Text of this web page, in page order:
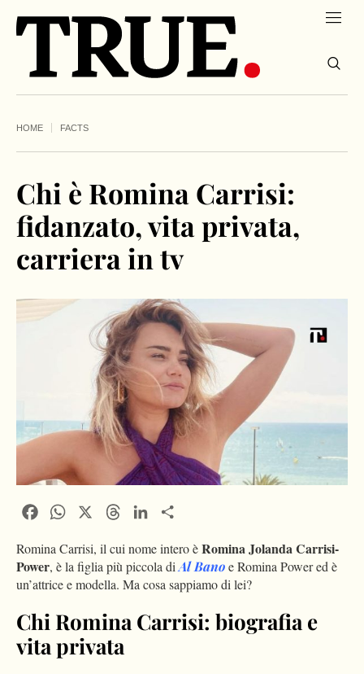
HOME FACTS
Chi è Romina Carrisi:
fidanzato, vita privata,
carriera in tv
FacebookWhatsApp ThreadsLinkedIn
Romina Carrisi, il cui nome intero èRomina Jolanda Carrisi-
Power, è la figlia più piccola diAl Banoe Romina Power ed è
un’attrice e modella. Ma cosa sappiamo di lei?
Chi Romina Carrisi: biografia e
vita privata